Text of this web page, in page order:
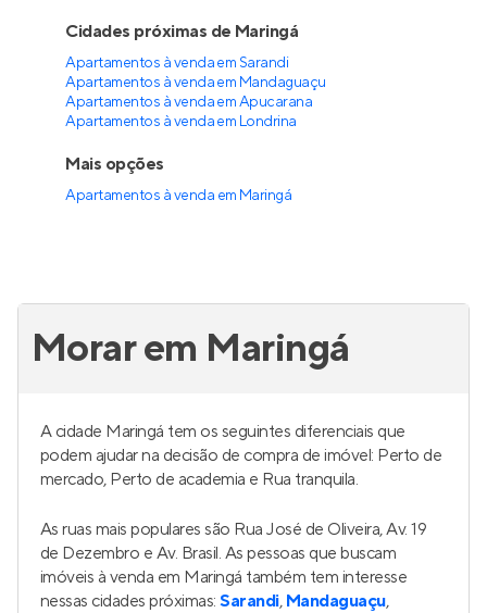
Cidades próximas de Maringá
Apartamentos à venda em Sarandi
Apartamentos à venda em Mandaguaçu
Apartamentos à venda em Apucarana
Apartamentos à venda em Londrina
Mais opções
Apartamentos à venda em Maringá
Morar em Maringá
A cidade Maringá tem os seguintes diferenciais que
podem ajudar na decisão de compra de imóvel: Perto de
mercado, Perto de academia e Rua tranquila.
As ruas mais populares são Rua José de Oliveira, Av. 19
de Dezembro e Av. Brasil. As pessoas que buscam
imóveis à venda em Maringá também tem interesse
nessas cidades próximas:Sarandi, Mandaguaçu,